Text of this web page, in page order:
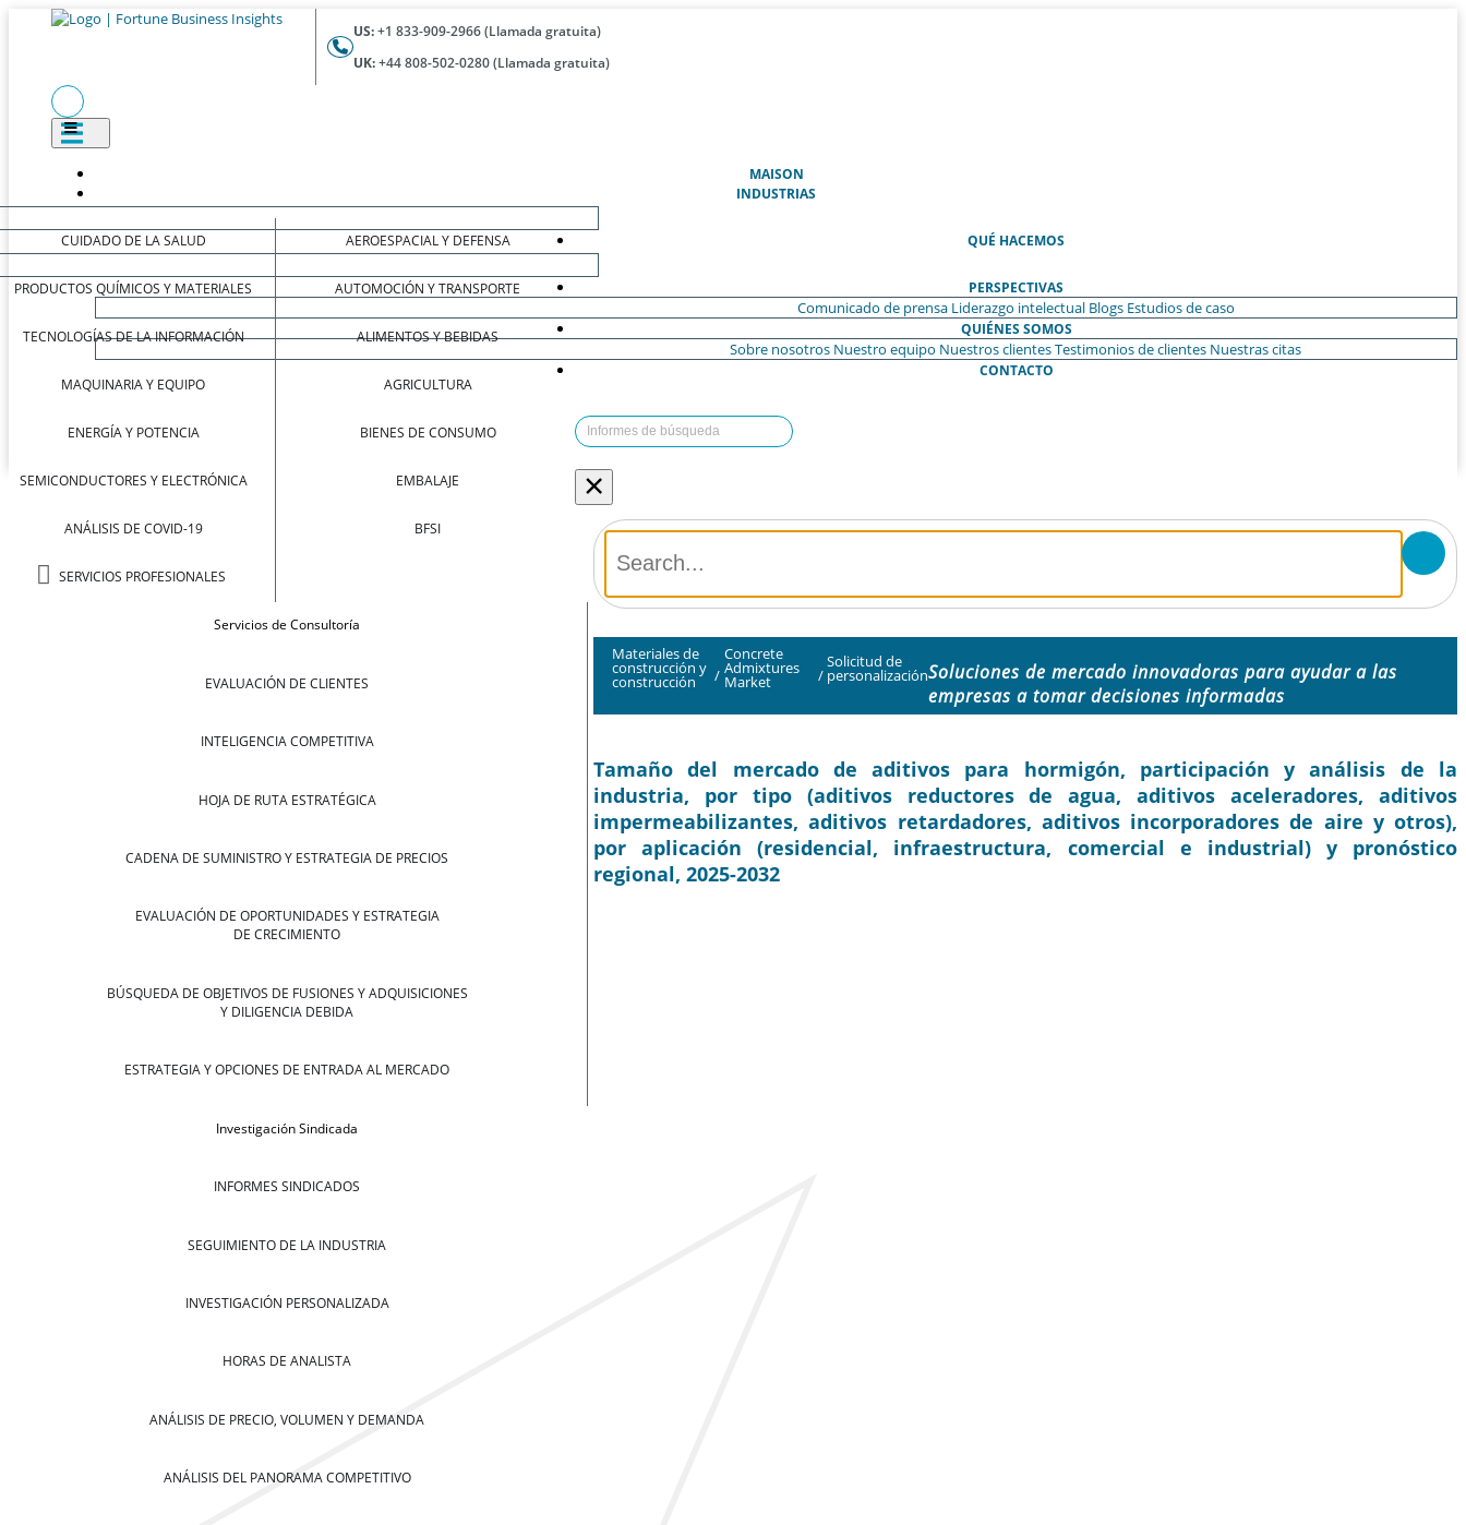
US:+1 833-909-2966 (Llamada gratuita)
UK:+44 808-502-0280 (Llamada gratuita)
MAISON(ACTUAL)
INDUSTRIAS
CUIDADO DE LA SALUD
PRODUCTOS QUÍMICOS Y MATERIALES
TECNOLOGÍAS DE LA INFORMACIÓN
MAQUINARIA Y EQUIPO
ENERGÍA Y POTENCIA
SEMICONDUCTORES Y ELECTRÓNICA
ANÁLISIS DE COVID-19
SERVICIOS PROFESIONALES
AEROESPACIAL Y DEFENSA
AUTOMOCIÓN Y TRANSPORTE
ALIMENTOS Y BEBIDAS
AGRICULTURA
BIENES DE CONSUMO
EMBALAJE
BFSI
QUÉ HACEMOS
Servicios de Consultoría
EVALUACIÓN DE CLIENTES
INTELIGENCIA COMPETITIVA
HOJA DE RUTA ESTRATÉGICA
CADENA DE SUMINISTRO Y ESTRATEGIA DE PRECIOS
EVALUACIÓN DE OPORTUNIDADES Y ESTRATEGIA
DE CRECIMIENTO
BÚSQUEDA DE OBJETIVOS DE FUSIONES Y ADQUISICIONES
Y DILIGENCIA DEBIDA
ESTRATEGIA Y OPCIONES DE ENTRADA AL MERCADO
Investigación Sindicada
INFORMES SINDICADOS
SEGUIMIENTO DE LA INDUSTRIA
INVESTIGACIÓN PERSONALIZADA
HORAS DE ANALISTA
ANÁLISIS DE PRECIO, VOLUMEN Y DEMANDA
ANÁLISIS DEL PANORAMA COMPETITIVO
PERSPECTIVAS
Comunicado de prensa Liderazgo intelectual Blogs Estudios de caso
QUIÉNES SOMOS
Sobre nosotros Nuestro equipo Nuestros clientesTestimonios de clientes Nuestras citas
CONTACTO
×
Materiales de
construcción y
construcción /
Concrete
Admixtures
Market /
Solicitud de
personalizaciónSoluciones de mercado innovadoras para ayudar a las
empresas a tomar decisiones informadas
Tamaño del mercado de aditivos para hormigón, participación y análisis de la
industria, por tipo (aditivos reductores de agua, aditivos aceleradores, aditivos
impermeabilizantes, aditivos retardadores, aditivos incorporadores de aire y otros),
por aplicación (residencial, infraestructura, comercial e industrial) y pronóstico
regional, 2025-2032